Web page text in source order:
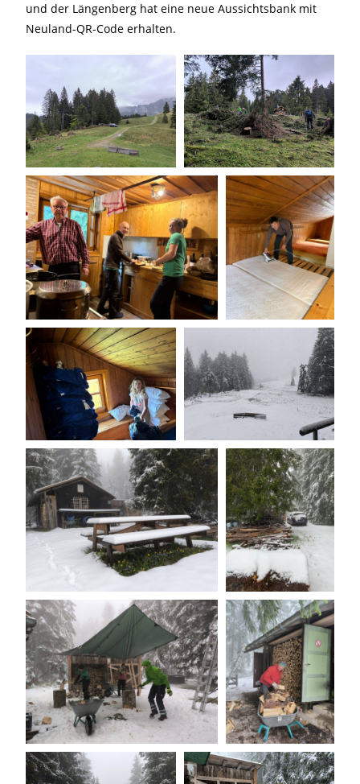
und der Längenberg hat eine neue Aussichtsbank mit
Neuland-QR-Code erhalten.